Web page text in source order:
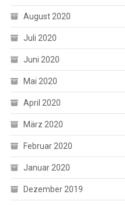
August 2020
Juli 2020
Juni 2020
Mai 2020
April 2020
März 2020
Februar 2020
Januar 2020
Dezember 2019